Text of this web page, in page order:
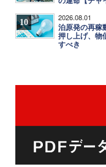
10 2026.08.01
泊原発の再稼
押し上げ、物
すべき